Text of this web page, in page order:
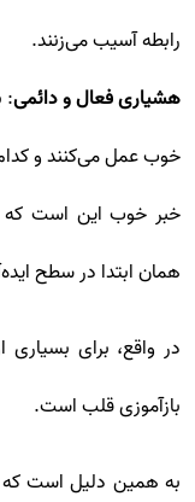
رابطه آسیب می‌زنند.
هشیاری فعال و دائمی:
خوب عمل می‌کنند و
همان ابتدا در سطح
در واقع، برای
بازآموزی قلب است.
به همین دلیل است که